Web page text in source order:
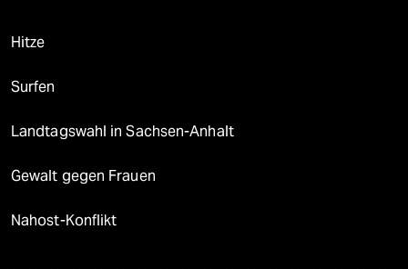
Hitze
Surfen
Landtagswahl in Sachsen-Anhalt
Gewalt gegen Frauen
Nahost-Konflikt